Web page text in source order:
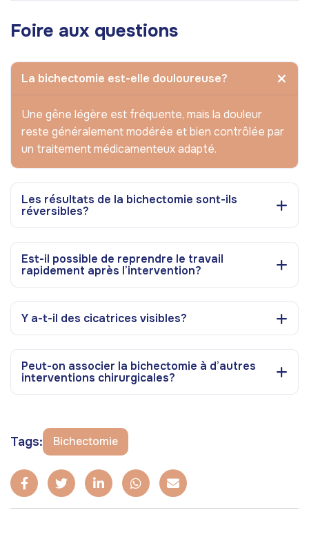
Foire aux questions
La bichectomie est-elle douloureuse?
Une gêne légère est fréquente, mais la douleur
reste généralement modérée et bien contrôlée par
un traitement médicamenteux adapté.
Les résultats de la bichectomie sont-ils
réversibles?
Est-il possible de reprendre le travail
rapidement après l’intervention?
Y a-t-il des cicatrices visibles?
Peut-on associer la bichectomie à d’autres
interventions chirurgicales?
Tags: Bichectomie